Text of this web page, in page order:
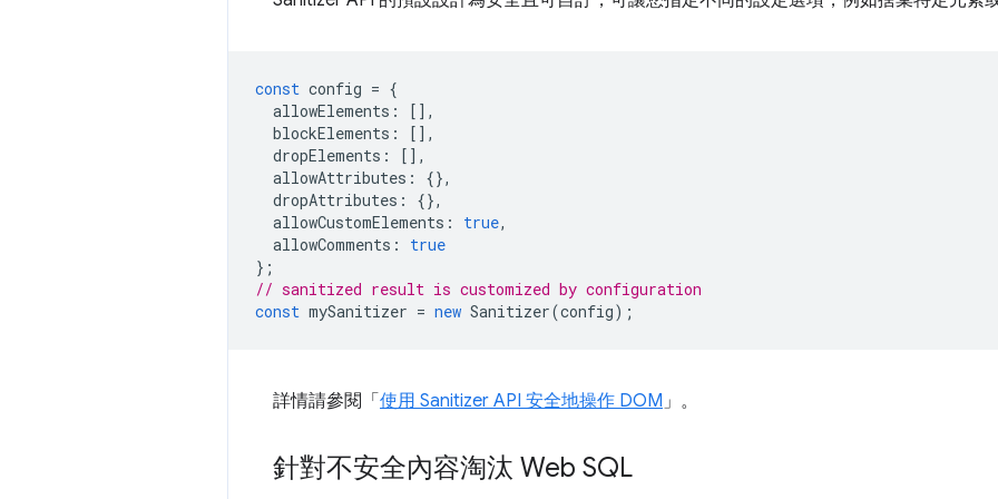
const config = {
allowElements :
[],
blockElements :
[],
dropElements :
[],
allowAttributes :
{},
dropAttributes :
{},
allowCustomElements : true,
allowComments :
true
};
// sanitized result is customized by configuration
const mySanitizer = new Sanitizer(config);
詳情請參閱「 使用 Sanitizer API 安全地操作 DOM」。
針對不安全內容淘汰 Web SQL